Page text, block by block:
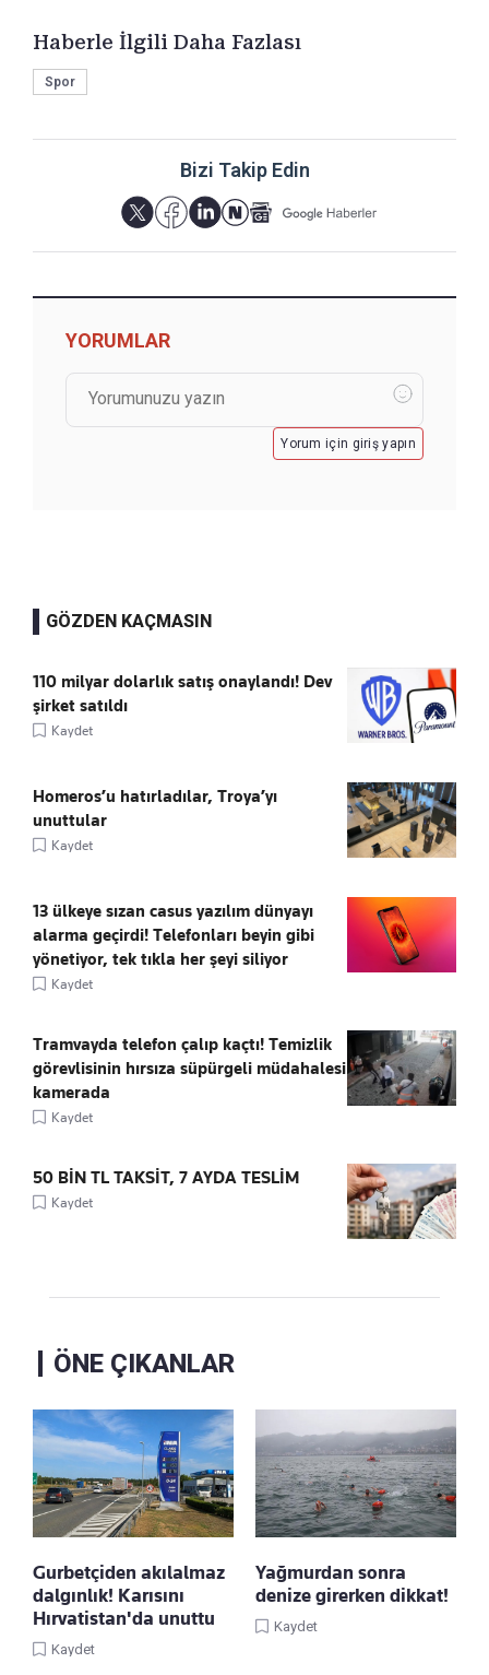
Haberle İlgili Daha Fazlası
Spor
Bizi Takip Edin
YORUMLAR
Yorum için giriş yapın
GÖZDEN KAÇMASIN
110 milyar dolarlık satış onaylandı! Dev
şirket satıldı
Kaydet
Homeros’u hatırladılar, Troya’yı
unuttular
Kaydet
13 ülkeye sızan casus yazılım dünyayı
alarma geçirdi! Telefonları beyin gibi
yönetiyor, tek tıkla her şeyi siliyor
Kaydet
Tramvayda telefon çalıp kaçtı! Temizlik
görevlisinin hırsıza süpürgeli müdahalesi
kamerada
Kaydet
50 BİN TL TAKSİT, 7 AYDA TESLİM
Kaydet
ÖNE ÇIKANLAR
Gurbetçiden akılalmaz
dalgınlık! Karısını
Hırvatistan'da unuttu
Kaydet
Yağmurdan sonra
denize girerken dikkat!
Kaydet